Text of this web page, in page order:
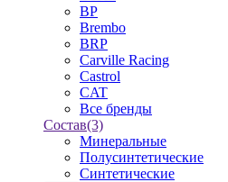
BP
Brembo
BRP
Carville Racing
Castrol
CAT
Все бренды
Состав(3)
Минеральные
Полусинтетические
Синтетические